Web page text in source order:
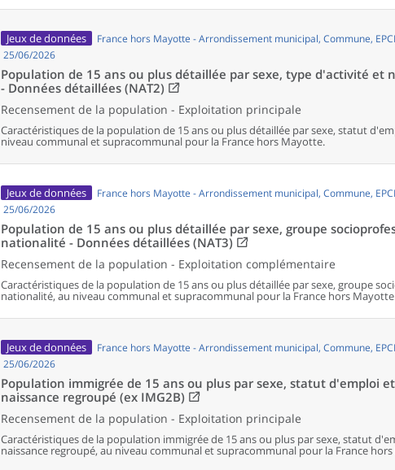
Jeux de données
France hors Mayotte - Arrondissement municipal, Commune,
25/06/2026
Population de 15 ans ou plus détaillée par sexe, type d'activité et
- Données détaillées (NAT2)
Recensement de la population - Exploitation principale
Caractéristiques de la population de 15 ans ou plus détaillée par sexe, statut
niveau communal et supracommunal pour la France hors Mayotte.
Jeux de données
France hors Mayotte - Arrondissement municipal, Commune,
25/06/2026
Population de 15 ans ou plus détaillée par sexe, groupe
nationalité - Données détaillées (NAT3)
Recensement de la population - Exploitation complémentaire
Caractéristiques de la population de 15 ans ou plus détaillée par sexe, groupe
nationalité, au niveau communal et supracommunal pour la France hors
Jeux de données
France hors Mayotte - Arrondissement municipal, Commune,
25/06/2026
Population immigrée de 15 ans ou plus par sexe, statut d'emploi
naissance regroupé (ex IMG2B)
Recensement de la population - Exploitation principale
Caractéristiques de la population immigrée de 15 ans ou plus par sexe, statut
naissance regroupé, au niveau communal et supracommunal pour la France
de 50 000 habitants ou plus).